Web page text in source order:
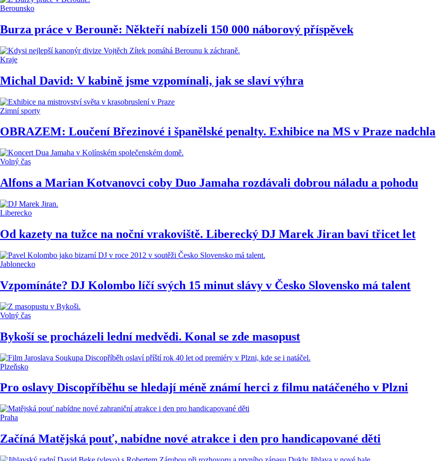
Berounsko
Burza práce v Berouně: Někteří nabízeli 150 000 náborový příspěvek
Kraje
Michal David: V kabině jsme vzpomínali, jak se slaví výhra
Zimní sporty
OBRAZEM: Loučení Březinové i španělské penalty. Exhibice na MS v Praze nadchla
Volný čas
Alfons a Marian Kotvanovci coby Duo Jamaha rozdávali dobrou náladu a pohodu
Liberecko
Od kazety na tužce na noční vrakoviště. Liberecký DJ Marek Jiran baví třicet let
Jablonecko
Vzpomínáte? DJ Kolombo líčí svých 15 minut slávy v Česko Slovensko má talent
Volný čas
Bykoší se procházeli lední medvědi. Konal se zde masopust
Plzeňsko
Pro oslavy Discopříběhu se hledají méně známí herci z filmu natáčeného v Plzni
Praha
Začíná Matějská pouť, nabídne nové atrakce i den pro handicapované děti